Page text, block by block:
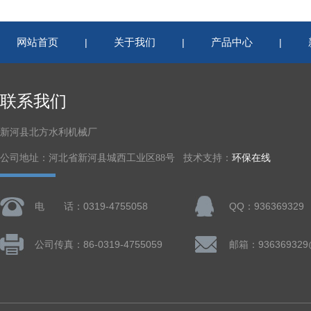
网站首页 | 关于我们 | 产品中心 |
联系我们
新河县北方水利机械厂
公司地址：河北省新河县城西工业区88号 技术支持： 环保在线
电 话：0319-4755058 QQ：936369329
公司传真：86-0319-4755059 邮箱：